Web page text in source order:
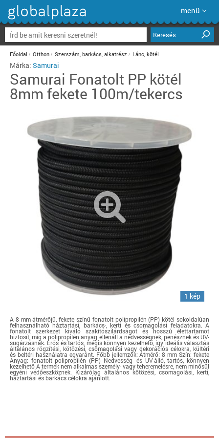
menü
Keresés
Főoldal Otthon Szerszám, barkács, alkatrész Lánc, kötél
Márka: Samurai
Samurai Fonatolt PP kötél
8mm fekete 100m/tekercs
1 kép
A 8 mm átmérőjű, fekete színű fonatolt polipropilén (PP) kötél sokoldalúan
felhasználható háztartási, barkács-, kerti és csomagolási feladatokra. A
fonatolt szerkezet kiváló szakítószilárdságot és hosszú élettartamot
biztosít, míg a polipropilén anyag ellenáll a nedvességnek, penésznek és UV-
sugárzásnak. Erős és tartós, mégis könnyen kezelhető, így ideális választás
általános rögzítési, kötözési, csomagolási vagy dekorációs célokra, kültéri
és beltéri használatra egyaránt. Főbb jellemzők: Átmérő: 8 mm Szín: fekete
Anyag: fonatolt polipropilén (PP) Nedvesség- és UV-álló, tartós, könnyen
kezelhető A termék nem alkalmas személy- vagy teheremelésre, nem minősül
egyéni védőeszköznek. Kizárólag általános kötözési, csomagolási, kerti,
háztartási és barkács célokra ajánlott.